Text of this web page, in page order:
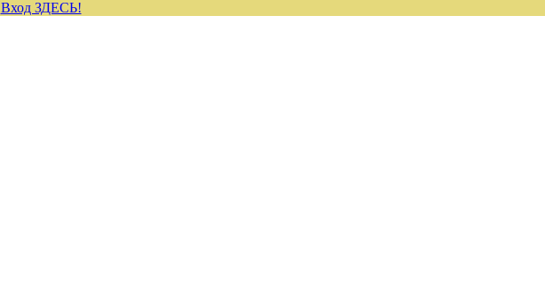
Вход ЗДЕСЬ!